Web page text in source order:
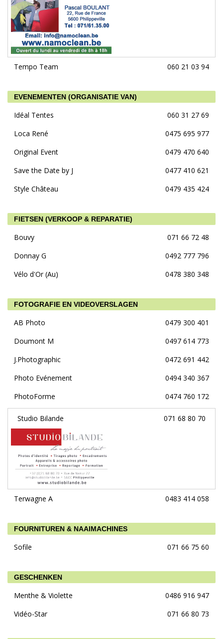
Tempo Team 060 21 03 94
EVENEMENTEN (ORGANISATIE VAN)
Idéal Tentes
060 31 27 69
Loca René
0475 695 977
Original Event
0479 470 640
Save the Date by J
0477 410 621
Style Château
0479 435 424
FIETSEN (VERKOOP & REPARATIE)
Bouvy
071 66 72 48
Donnay G
0492 777 796
Vélo d'Or (Au)
0478 380 348
FOTOGRAFIE EN VIDEOVERSLAGEN
AB Photo
0479 300 401
Doumont M
0497 614 773
J.Photographic
0472 691 442
Photo Evénement
0494 340 367
PhotoForme
0474 760 172
Studio Bilande 071 68 80 70
Terwagne A 0483 414 058
FOURNITUREN & NAAIMACHINES
Sofile 071 66 75 60
GESCHENKEN
Menthe & Violette
0486 916 947
Vidéo-Star
071 66 80 73